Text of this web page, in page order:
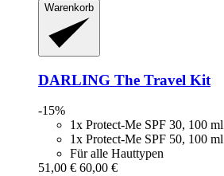
Warenkorb
DARLING The Travel Kit
-15%
1x Protect-Me SPF 30, 100 ml
1x Protect-Me SPF 50, 100 ml
Für alle Hauttypen
51,00 € 60,00 €